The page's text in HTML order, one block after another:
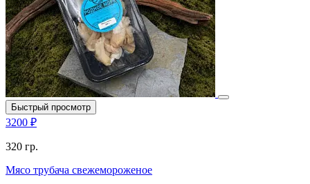
Быстрый просмотр
3200 ₽
320 гр.
Мясо трубача свежемороженое